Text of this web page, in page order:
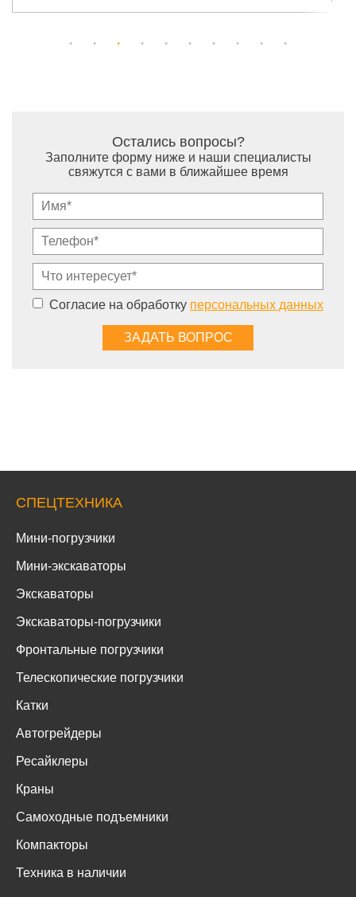
Остались вопросы?
Заполните форму ниже и наши специалисты
свяжутся с вами в ближайшее время
Согласие на обработку персональных данных
СПЕЦТЕХНИКА
Мини-погрузчики
Мини-экскаваторы
Экскаваторы
Экскаваторы-погрузчики
Фронтальные погрузчики
Телескопические погрузчики
Катки
Автогрейдеры
Ресайклеры
Краны
Самоходные подъемники
Компакторы
Техника в наличии